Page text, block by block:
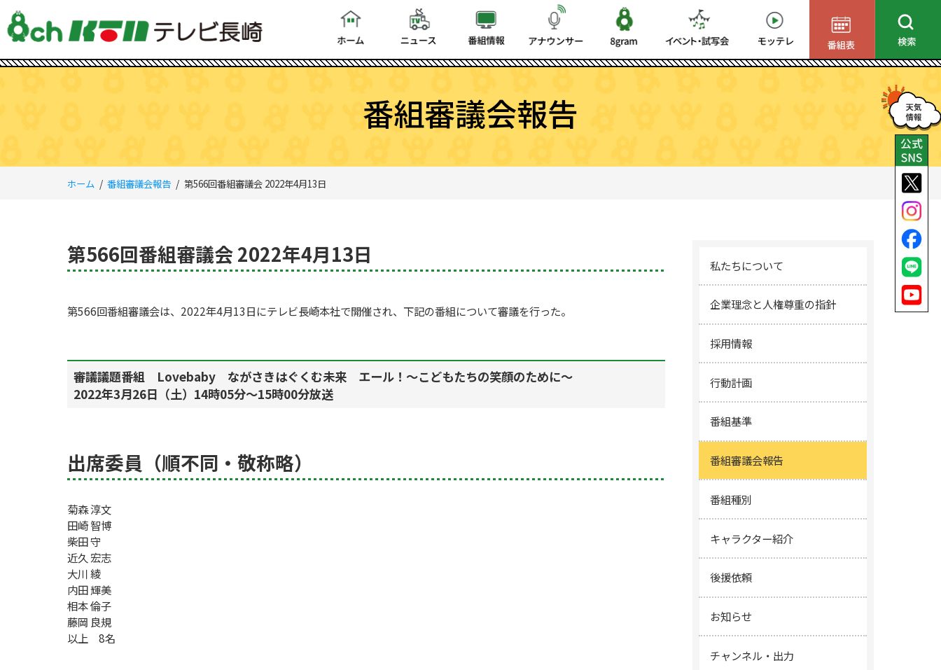
番組審議会報告
ホーム 番組審議会報告 第566回番組審議会 2022年4月13日
第566回番組審議会 2022年4月13日
第566回番組審議会は、2022年4月13日にテレビ長崎本社で開催され、下記の番組について審議を行った。
審議議題番組 Lovebaby ながさきはぐくむ未来 エール！～こどもたちの笑顔のために～
2022年3月26日（土）14時05分～15時00分放送
出席委員（順不同・敬称略）
菊森 淳文
田崎 智博
柴田 守
近久 宏志
大川 綾
内田 輝美
相本 倫子
藤岡 良規
以上 8名
私たちについて
企業理念と人権尊重の指針
採用情報
行動計画
番組基準
番組審議会報告
番組種別
キャラクター紹介
後援依頼
お知らせ
チャンネル・出力